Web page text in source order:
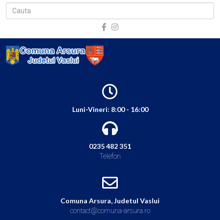
Luni-Vineri: 8:00 - 16:00
0235 482 351
Telefon
Comuna Arsura, Judetul Vaslui
contact@comuna-arsura.ro